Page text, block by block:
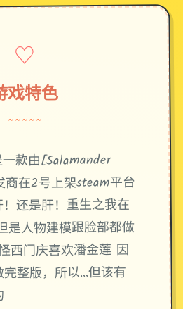
♡
戏特色
~~~~~
款由[Salamander
在2号上架steam平台
还是肝！重生之我在
是人物建模跟脸部都做
西门庆喜欢潘金莲 因
整版，所以…但该有